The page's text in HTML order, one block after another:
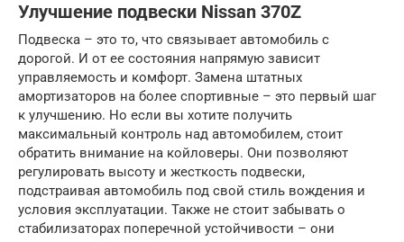
Улучшение подвески Nissan 370Z
Подвеска – это то, что связывает автомобиль с
дорогой. И от ее состояния напрямую зависит
управляемость и комфорт. Замена штатных
амортизаторов на более спортивные – это первый шаг
к улучшению. Но если вы хотите получить
максимальный контроль над автомобилем, стоит
обратить внимание на койловеры. Они позволяют
регулировать высоту и жесткость подвески,
подстраивая автомобиль под свой стиль вождения и
условия эксплуатации. Также не стоит забывать о
стабилизаторах поперечной устойчивости – они